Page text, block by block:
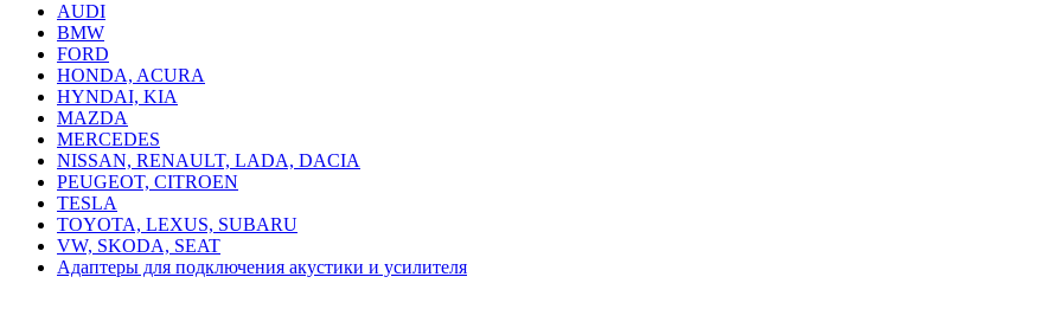
AUDI
BMW
FORD
HONDA, ACURA
HYNDAI, KIA
MAZDA
MERCEDES
NISSAN, RENAULT, LADA, DACIA
PEUGEOT, CITROEN
TESLA
TOYOTA, LEXUS, SUBARU
VW, SKODA, SEAT
Адаптеры для подключения акустики и усилителя